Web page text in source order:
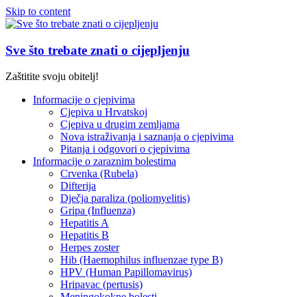
Skip to content
Sve što trebate znati o cijepljenju
Zaštitite svoju obitelj!
Informacije o cjepivima
Cjepiva u Hrvatskoj
Cjepiva u drugim zemljama
Nova istraživanja i saznanja o cjepivima
Pitanja i odgovori o cjepivima
Informacije o zaraznim bolestima
Crvenka (Rubela)
Difterija
Dječja paraliza (poliomyelitis)
Gripa (Influenza)
Hepatitis A
Hepatitis B
Herpes zoster
Hib (Haemophilus influenzae type B)
HPV (Human Papillomavirus)
Hripavac (pertusis)